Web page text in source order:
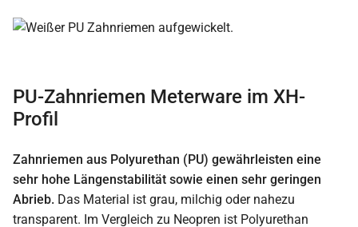
PU-Zahnriemen Meterware im XH-
Profil
Zahnriemen aus Polyurethan (PU) gewährleisten eine
sehr hohe Längenstabilität sowie einen sehr geringen
Abrieb. Das Material ist grau, milchig oder nahezu
transparent. Im Vergleich zu Neopren ist Polyurethan